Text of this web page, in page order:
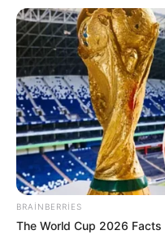
61
09:30 / 06 Avqust 2026
BRAINBERRIES
The World Cup 2026